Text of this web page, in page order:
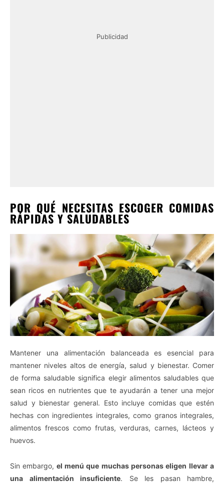
Publicidad
POR QUÉ NECESITAS ESCOGER COMIDAS
RÁPIDAS Y SALUDABLES
Mantener una alimentación balanceada es esencial para
mantener niveles altos de energía, salud y bienestar. Comer
de forma saludable significa elegir alimentos saludables que
sean ricos en nutrientes que te ayudarán a tener una mejor
salud y bienestar general. Esto incluye comidas que estén
hechas con ingredientes integrales, como granos integrales,
alimentos frescos como frutas, verduras, carnes, lácteos y
huevos.
Sin embargo, el menú que muchas personas eligen llevar a
una alimentación insuficiente. Se les pasan hambre,